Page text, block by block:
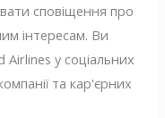
сповіщення про
інтересам. Ви
у соціальних
та кар'єрних